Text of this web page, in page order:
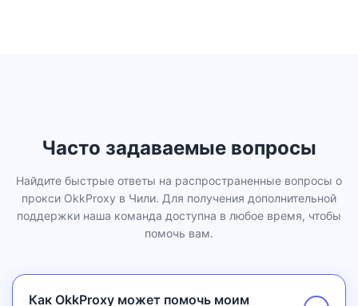
Часто задаваемые вопросы
Найдите быстрые ответы на распространенные вопросы о
прокси OkkProxy в Чили. Для получения дополнительной
поддержки наша команда доступна в любое время, чтобы
помочь вам.
Как OkkProxy может помочь моим